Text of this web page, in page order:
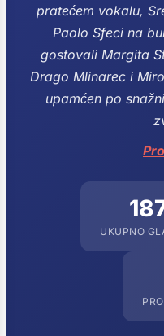
pratećem vokalu,
Paolo Sfeci na
gostovali Margita
Drago Mlinarec i
upamćen po
UKUPNO